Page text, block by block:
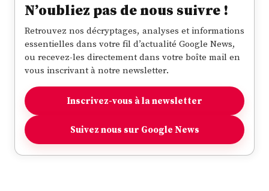
N’oubliez pas de nous suivre !
Retrouvez nos décryptages, analyses et informations
essentielles dans votre fil d’actualité Google News,
ou recevez-les directement dans votre boîte mail en
vous inscrivant à notre newsletter.
Inscrivez-vous à la newsletter
Suivez nous sur Google News